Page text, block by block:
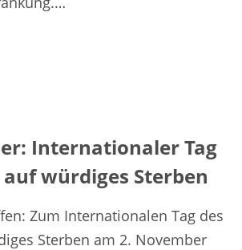
Internationaler Tag
auf würdiges Sterben
Zum Internationalen Tag des
Sterben am 2. November